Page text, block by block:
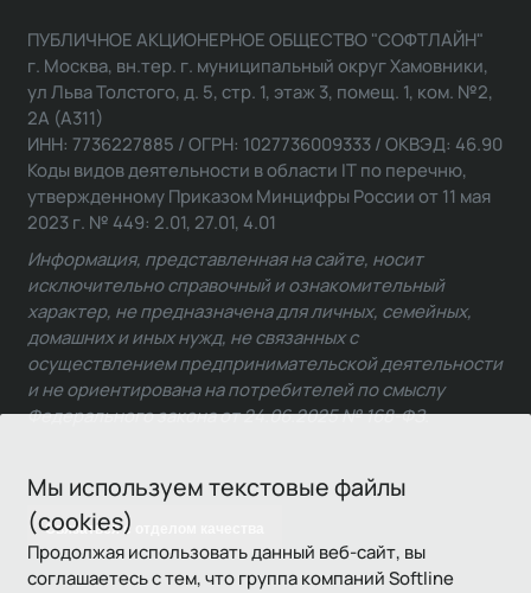
Мы используем текстовые файлы
(cookies)
Продолжая использовать данный веб-сайт, вы
соглашаетесь с тем, что группа компаний Softline
Связаться с отделом качества
ПУБЛИЧНОЕ АКЦИОНЕРНОЕ ОБЩЕСТВО "СОФТЛАЙН"
г. Москва, вн.тер. г. муниципальный округ Хамовники,
ул Льва Толстого, д. 5, стр. 1, этаж 3, помещ. 1, ком. №2,
2А (А311)
ИНН: 7736227885 / ОГРН: 1027736009333 / ОКВЭД: 46.90
Коды видов деятельности в области IT по перечню,
утвержденному Приказом Минцифры России от 11 мая
2023 г. № 449: 2.01, 27.01, 4.01
Информация, представленная на сайте, носит
исключительно справочный и ознакомительный
характер, не предназначена для личных, семейных,
домашних и иных нужд, не связанных с
осуществлением предпринимательской деятельности
и не ориентирована на потребителей по смыслу
Федерального закона от 24.06.2025 № 168-ФЗ.